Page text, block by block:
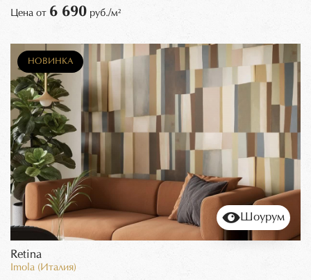
Цена от 6 690 руб./м²
НОВИНКА
Шоурум
Retina
Imola (Италия)